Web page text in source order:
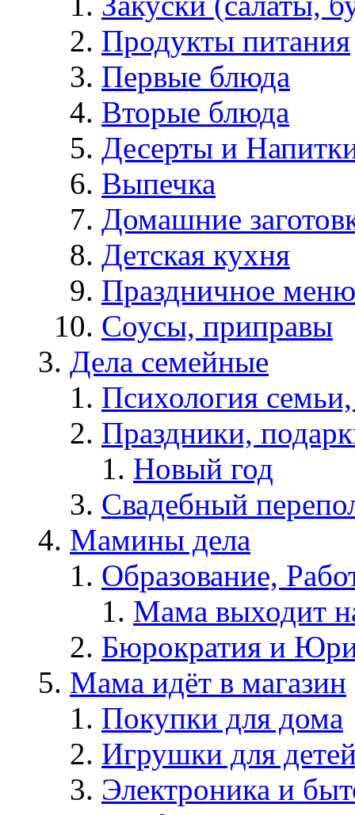
Продукты питания
Первые блюда
Вторые блюда
Десерты и
Выпечка
Домашние
Детская кухня
Праздничное меню
Соусы, приправы
Дела семейные
Психология
Праздники,
Новый год
Свадебный
Мамины дела
Образование,
Мама выходит
Бюрократия и
Мама идёт в магазин
Покупки для дома
Игрушки для
Электроника и